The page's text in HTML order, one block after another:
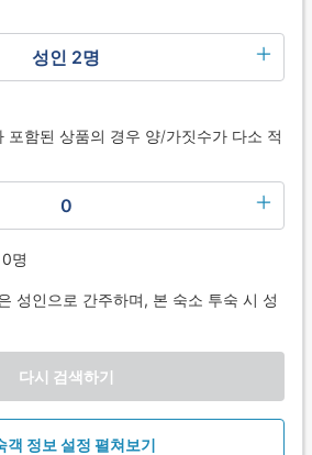
성인 2명
포함된 상품의 경우 양/가짓수가 다소 적
0
명
성인으로 간주하며, 본 숙소 투숙 시 성
다시 검색하기
객 정보 설정 펼쳐보기